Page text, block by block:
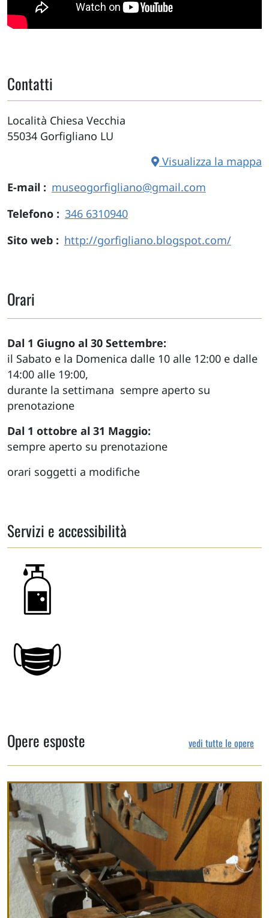
Contatti
Località Chiesa Vecchia
55034 Gorfigliano LU
Visualizza la mappa
E-mail
museogorfigliano@gmail.com
Telefono
346 6310940
Sito web
http://gorfigliano.blogspot.com/
Orari
Dal 1 Giugno al 30 Settembre:
il Sabato e la Domenica dalle 10 alle 12:00 e dalle
14:00 alle 19:00,
durante la settimana sempre aperto su
prenotazione
Dal 1 ottobre al 31 Maggio:
sempre aperto su prenotazione
orari soggetti a modifiche
Servizi e accessibilità
Opere esposte vedi tutte le opere